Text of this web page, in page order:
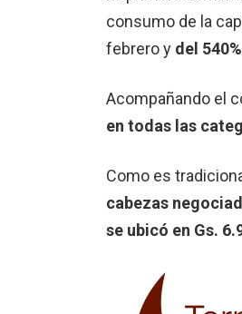
consumo de la
febrero y del 540%
Acompañando el
en todas las
Como es
cabezas
se ubicó en Gs.